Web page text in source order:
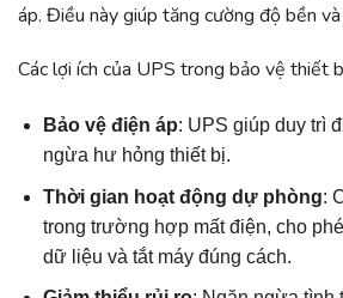
áp. Điều này giúp tăng cường độ bền
Các lợi ích của UPS trong bảo vệ thiết
Bảo vệ điện áp: UPS giúp duy trì
ngừa hư hỏng thiết bị.
Thời gian hoạt động dự phòng:
trong trường hợp mất điện, cho
dữ liệu và tắt máy đúng cách.